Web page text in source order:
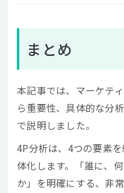
まとめ
本記事では、マーケテ
ら重要性、具体的な分
で説明しました。
4P分析は、4つの要素
体化します。「誰に、
か」を明確にする、非